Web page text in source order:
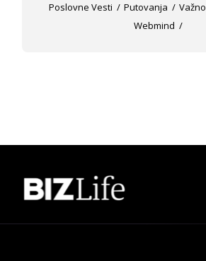
Poslovne Vesti
Putovanja Važno
Webmind